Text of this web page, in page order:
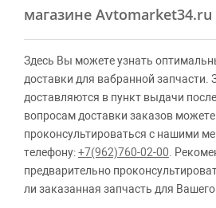
магазине Avtomarket34.ru
Здесь Вы можете узнать
доставки для вабранной запчасти.
доставляются в пункт выдачи
вопросам доставки заказов можете
проконсультироваться с нашими
телефону:+7(962)760-02-00 .
предварительно
ли заказанная запчасть для